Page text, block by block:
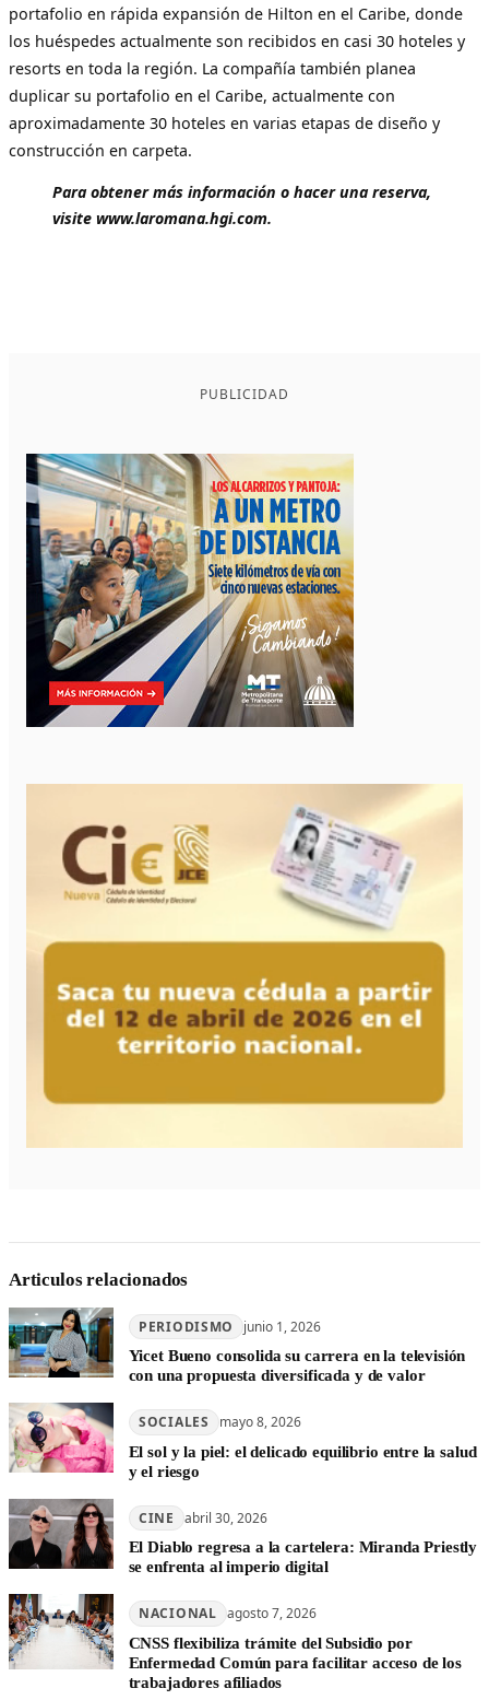
portafolio en rápida expansión de Hilton en el Caribe, donde
los huéspedes actualmente son recibidos en casi 30 hoteles y
resorts en toda la región. La compañía también planea
duplicar su portafolio en el Caribe, actualmente con
aproximadamente 30 hoteles en varias etapas de diseño y
construcción en carpeta.
Para obtener más información o hacer una reserva,
visite www.laromana.hgi.com.
PUBLICIDAD
Articulos relacionados
PERIODISMO junio 1, 2026
Yicet Bueno consolida su carrera en la televisión
con una propuesta diversificada y de valor
SOCIALES mayo 8, 2026
El sol y la piel: el delicado equilibrio entre la salud
y el riesgo
CINE abril 30, 2026
El Diablo regresa a la cartelera: Miranda Priestly
se enfrenta al imperio digital
NACIONAL agosto 7, 2026
CNSS flexibiliza trámite del Subsidio por
Enfermedad Común para facilitar acceso de los
trabajadores afiliados